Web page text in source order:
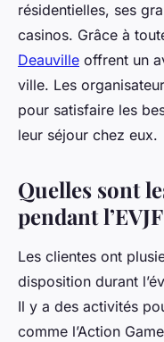
résidentielles, ses
casinos. Grâce à
Deauville offrent un
ville. Les
pour satisfaire les
leur séjour chez eux.
Quelles sont
pendant
Les clientes ont
disposition durant
Il y a des activités
comme l’Action